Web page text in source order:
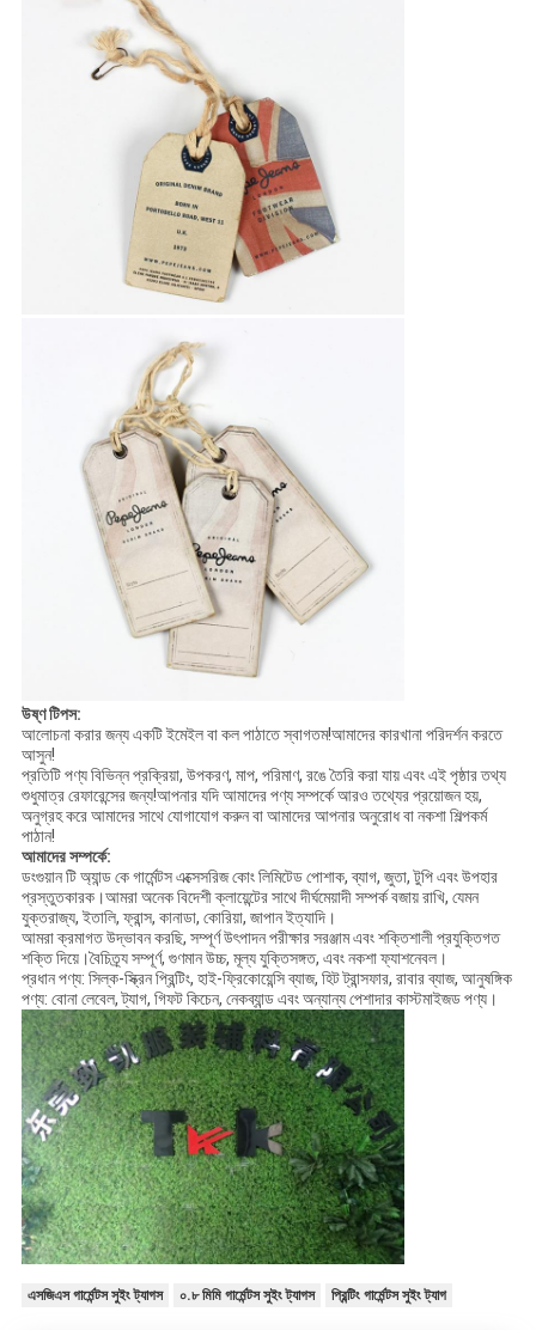
উষ্ণ টিপস:
আলোচনা করার জন্য একটি ইমেইল বা কল পাঠাতে স্বাগতম!আমাদের কারখানা পরিদর্শন করতে
আসুন!
প্রতিটি পণ্য বিভিন্ন প্রক্রিয়া, উপকরণ, মাপ, পরিমাণ, রঙে তৈরি করা যায় এবং এই পৃষ্ঠার তথ্য
শুধুমাত্র রেফারেন্সের জন্য!আপনার যদি আমাদের পণ্য সম্পর্কে আরও তথ্যের প্রয়োজন হয়,
অনুগ্রহ করে আমাদের সাথে যোগাযোগ করুন বা আমাদের আপনার অনুরোধ বা নকশা শিল্পকর্ম
পাঠান!
আমাদের সম্পর্কে:
ডংগুয়ান টি অ্যান্ড কে গার্মেন্টস এক্সেসরিজ কোং লিমিটেড পোশাক, ব্যাগ, জুতা, টুপি এবং উপহার
প্রস্তুতকারক।আমরা অনেক বিদেশী ক্লায়েন্টের সাথে দীর্ঘমেয়াদী সম্পর্ক বজায় রাখি, যেমন
যুক্তরাজ্য, ইতালি, ফ্রান্স, কানাডা, কোরিয়া, জাপান ইত্যাদি।
আমরা ক্রমাগত উদ্ভাবন করছি, সম্পূর্ণ উৎপাদন পরীক্ষার সরঞ্জাম এবং শক্তিশালী প্রযুক্তিগত
শক্তি দিয়ে।বৈচিত্র্য সম্পূর্ণ, গুণমান উচ্চ, মূল্য যুক্তিসঙ্গত, এবং নকশা ফ্যাশনেবল।
প্রধান পণ্য: সিল্ক-স্ক্রিন প্রিন্টিং, হাই-ফ্রিকোয়েন্সি ব্যাজ, হিট ট্রান্সফার, রাবার ব্যাজ, আনুষঙ্গিক
পণ্য: বোনা লেবেল, ট্যাগ, গিফট কিচেন, নেকব্যান্ড এবং অন্যান্য পেশাদার কাস্টমাইজড পণ্য।
এসজিএস গার্মেন্টস সুইং ট্যাগস ০.৮ মিমি গার্মেন্টস সুইং ট্যাগস প্রিন্টিং গার্মেন্টস সুইং ট্যাগ